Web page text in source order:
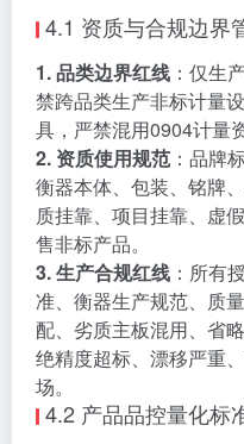
4.1 资质与合规边界
1. 品类边界红线 ：仅生
禁跨品类生产非标计量
具，严禁混用0904计量
2. 资质使用规范 ：品牌
衡器本体、包装、铭牌
质挂靠、项目挂靠、虚
售非标产品。
3. 生产合规红线 ：所有
准、衡器生产规范、质
配、劣质主板混用、省
绝精度超标、漂移严重
场。
4.2 产品品控量化标